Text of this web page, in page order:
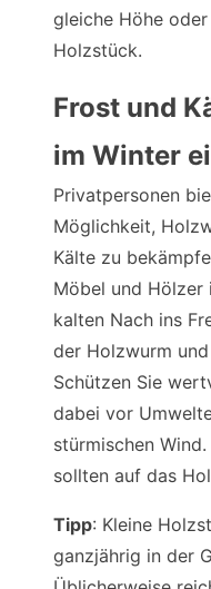
gleiche Höhe
Holzstück.
Frost und
im Winter
Privatpersonen
Möglichkeit,
Kälte zu
Möbel und Hölzer
kalten Nach ins
der Holzwurm
Schützen Sie
dabei vor
stürmischen
sollten auf das
Tipp: Kleine
ganzjährig in der